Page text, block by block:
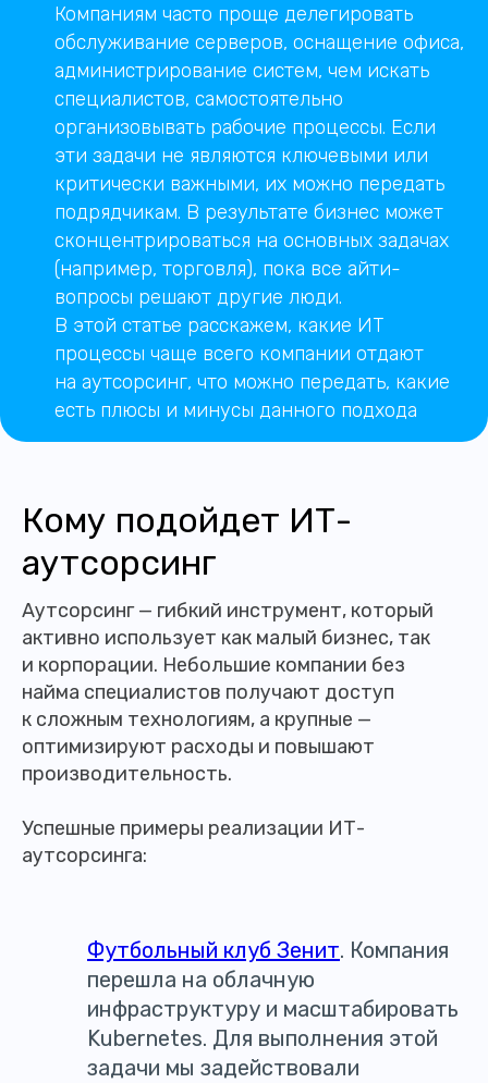
Компаниям часто проще делегировать
обслуживание серверов, оснащение офиса,
администрирование систем, чем искать
специалистов, самостоятельно
организовывать рабочие процессы. Если
эти задачи не являются ключевыми или
критически важными, их можно передать
подрядчикам. В результате бизнес может
сконцентрироваться на основных задачах
(например, торговля), пока все айти-
вопросы решают другие люди.
В этой статье расскажем, какие ИТ
процессы чаще всего компании отдают
на аутсорсинг, что можно передать, какие
есть плюсы и минусы данного подхода
Кому подойдет ИТ-
аутсорсинг
Аутсорсинг — гибкий инструмент, который
активно использует как малый бизнес, так
и корпорации. Небольшие компании без
найма специалистов получают доступ
к сложным технологиям, а крупные —
оптимизируют расходы и повышают
производительность.
Успешные примеры реализации ИТ-
аутсорсинга:
Футбольный клуб Зенит. Компания
перешла на облачную
инфраструктуру и масштабировать
Kubernetes. Для выполнения этой
задачи мы задействовали